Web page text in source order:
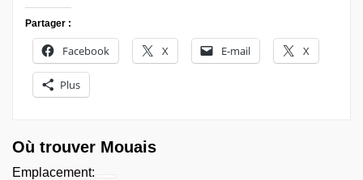
Partager :
Facebook X E-mail X
Plus
Où trouver Mouais
Emplacement: